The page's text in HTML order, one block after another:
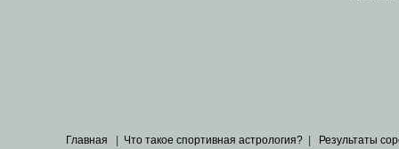
Главная Что такое спортивная астрология? Результаты